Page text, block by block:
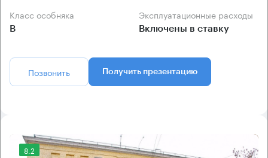
Класс особняка
B
Эксплуатационные расходы
Включены в ставку
Позвонить Получить презентацию
8.2